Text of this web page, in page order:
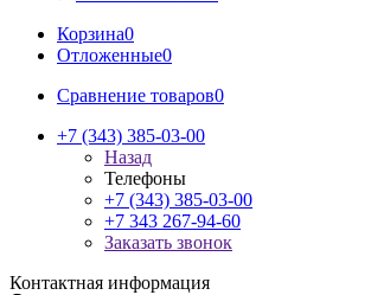
Корзина0
Отложенные0
Сравнение товаров0
+7 (343) 385-03-00
Назад
Телефоны
+7 (343) 385-03-00
+7 343 267-94-60
Заказать звонок
Контактная информация